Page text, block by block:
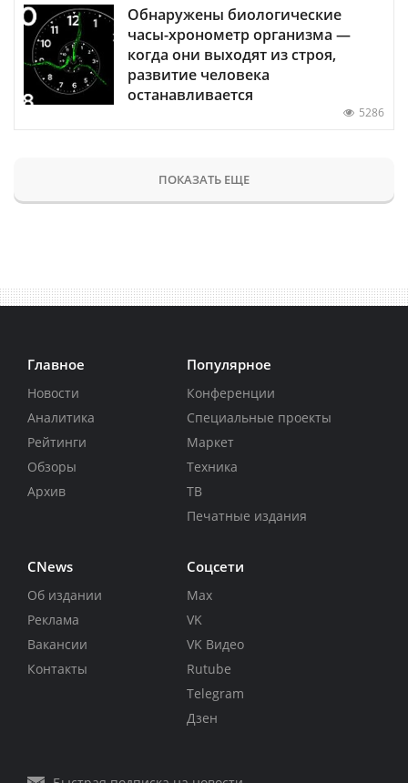
Обнаружены биологические
часы-хронометр организма —
когда они выходят из строя,
развитие человека
останавливается
5286
ПОКАЗАТЬ ЕЩЕ
Главное
Новости
Аналитика
Рейтинги
Обзоры
Архив
Популярное
Конференции
Специальные проекты
Маркет
Техника
ТВ
Печатные издания
CNews
Об издании
Реклама
Вакансии
Контакты
Соцсети
Max
VK
VK Видео
Rutube
Telegram
Дзен